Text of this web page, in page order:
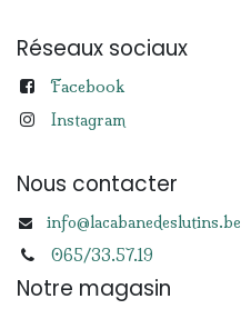
Réseaux sociaux
Facebook
Instagram
Nous contacter
info@lacabanedeslutins.be
065/33.57.19
Notre magasin